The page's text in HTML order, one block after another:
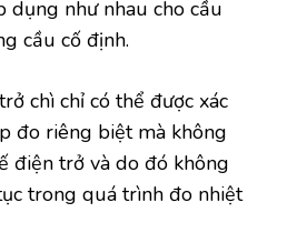
dụng như nhau cho cầu
cầu cố định.
chì chỉ có thể được xác
đo riêng biệt mà không
điện trở và do đó không
trong quá trình đo nhiệt